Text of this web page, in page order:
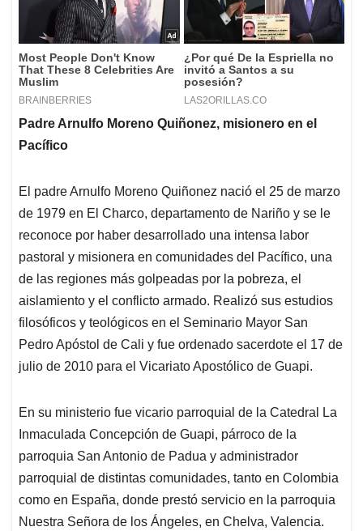
Padre Arnulfo Moreno Quiñonez, misionero en el
Pacífico
El padre Arnulfo Moreno Quiñonez nació el 25 de marzo
de 1979 en El Charco, departamento de Nariño y se le
reconoce por haber desarrollado una intensa labor
pastoral y misionera en comunidades del Pacífico, una
de las regiones más golpeadas por la pobreza, el
aislamiento y el conflicto armado. Realizó sus estudios
filosóficos y teológicos en el Seminario Mayor San
Pedro Apóstol de Cali y fue ordenado sacerdote el 17 de
julio de 2010 para el Vicariato Apostólico de Guapi.
En su ministerio fue vicario parroquial de la Catedral La
Inmaculada Concepción de Guapi, párroco de la
parroquia San Antonio de Padua y administrador
parroquial de distintas comunidades, tanto en Colombia
como en España, donde prestó servicio en la parroquia
Nuestra Señora de los Ángeles, en Chelva, Valencia.